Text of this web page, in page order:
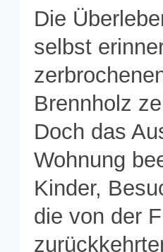
Die
selbst
Brennholz
Doch das
Wohnung
Kinder,
die von der